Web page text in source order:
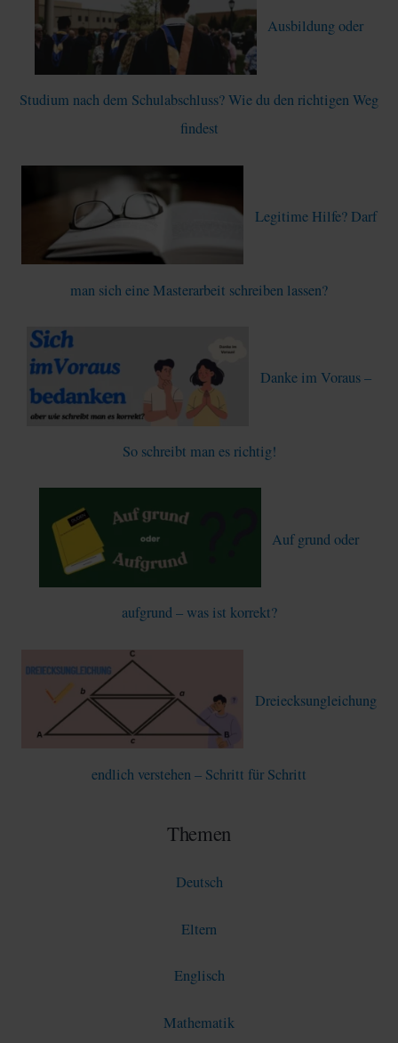
Ausbildung oder
Studium nach dem Schulabschluss? Wie du den richtigen Weg
findest
Legitime Hilfe? Darf
man sich eine Masterarbeit schreiben lassen?
Danke im Voraus –
So schreibt man es richtig!
Auf grund oder
aufgrund – was ist korrekt?
Dreiecksungleichung
endlich verstehen – Schritt für Schritt
Themen
Deutsch
Eltern
Englisch
Mathematik